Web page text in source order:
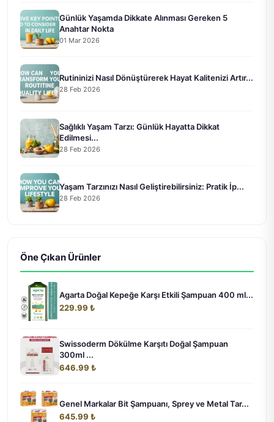
Günlük Yaşamda Dikkate Alınması Gereken 5
Anahtar Nokta
01 Mar 2026
Rutininizi Nasıl Dönüştürerek Hayat Kalitenizi Artır...
28 Feb 2026
Sağlıklı Yaşam Tarzı: Günlük Hayatta Dikkat
Edilmesi...
28 Feb 2026
Yaşam Tarzınızı Nasıl Geliştirebilirsiniz: Pratik İp...
28 Feb 2026
Öne Çıkan Ürünler
Agarta Doğal Kepeğe Karşı Etkili Şampuan 400 ml...
229.99 ₺
Swissoderm Dökülme Karşıtı Doğal Şampuan
300ml ...
646.99 ₺
Genel Markalar Bit Şampuanı, Sprey ve Metal Tar...
645.99 ₺